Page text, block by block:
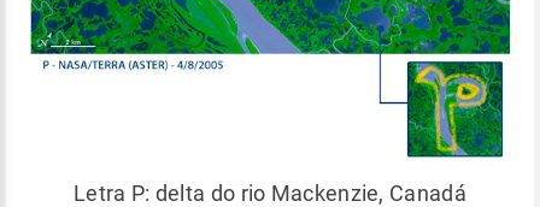
Letra P: delta do rio Mackenzie, Canadá